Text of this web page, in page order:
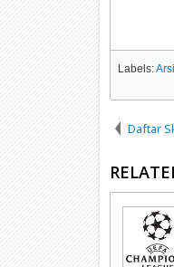
Labels:
Daftar